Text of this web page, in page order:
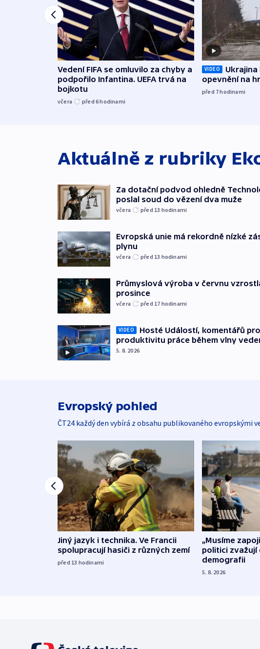
Vedení FIFA se omluvilo za chyby a
podpořilo Infantina. UEFA trvá na
bojkotu
včera před 6hodinami
VIDEO
Ukrajina
opevnění na
před 7hodinami
Aktuálně z rubriky
Za dotační podvod ohledně
poslal soud do vězení dva muže
včera před 13 hodinami
Evropská unie má rekordně nízké
plynu
včera před 13 hodinami
Průmyslová výroba v červnu
prosince
včera před 17 hodinami
VIDEO
Hosté Událostí, komentářů
produktivitu práce během vlny
5. 8. 2026
Evropský pohled
ČT24 každý den vybírá z obsahu publikovaného evropskými
Jiný jazyk i technika. Ve Francii
spolupracují hasiči z různých zemí
před 13 hodinami
„Musíme
politici zvažují
demografii
5. 8. 2026